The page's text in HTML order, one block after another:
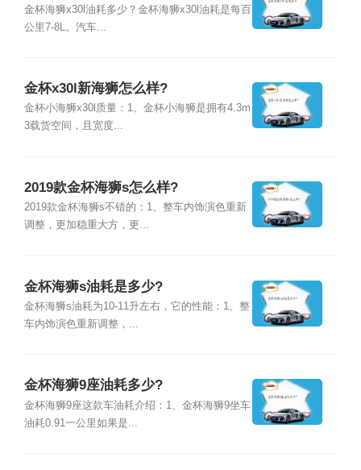
金杯海狮x30l油耗多少？金杯海狮x30l油耗是每百
公里7-8L。汽车...
金杯x30l新海狮怎么样?
金杯小海狮x30l质量：1、金杯小海狮是拥有4.3m
3载货空间，且宽度...
2019款金杯海狮s怎么样?
2019款金杯海狮s不错的：1、整车内饰演色重新
调整，更加稳重大方，更...
金杯海狮s油耗是多少?
金杯海狮s油耗为10-11升左右，它的性能：1、整
车内饰演色重新调整，...
金杯海狮9座油耗多少?
金杯海狮9座这款车油耗介绍：1、金杯海狮9坐车
油耗0.91一公里如果是...